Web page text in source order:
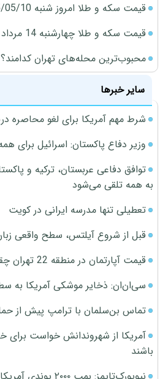
قیمت سکه و طلا امروز شنبه 1405/05/10
قیمت سکه و طلا چهارشنبه 14 مرداد 1405
محبوب‌ترین محله‌های تهران کدامند؟
سایر خبرها
شرط مهم آمریکا برای لغو محاصره
وزیر دفاع پاکستان: اسرائیل
توافق دفاعی عربستان، ترکیه و
به همه تلقی می‌شود
تعطیلی تنها مدرسه ایرانی در کویت
قبل از شروع آیلتس، سطح واقعی
قیمت آپارتمان در منطقه 22 تهران چقدر است؟
سی‌ان‌ان: ذخایر موشکی آمریکا به
تماس بن‌سلمان با ترامپ پیش از
آمریکا از شهروندانش خواست برای
باشند